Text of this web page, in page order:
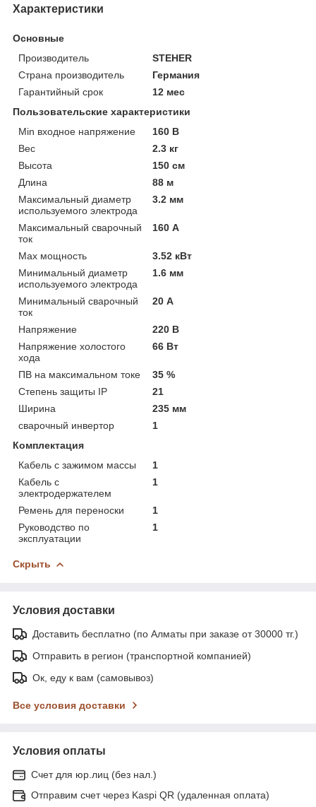
Характеристики
Основные
Производитель
STEHER
Страна производитель
Германия
Гарантийный срок
12 мес
Пользовательские характеристики
Min входное напряжение
160 В
Вес
2.3 кг
Высота
150 см
Длина
88 м
Максимальный диаметр
используемого электрода
3.2 мм
Максимальный сварочный
ток
160 А
Мах мощность
3.52 кВт
Минимальный диаметр
используемого электрода
1.6 мм
Минимальный сварочный
ток
20 А
Напряжение
220 В
Напряжение холостого
хода
66 Вт
ПВ на максимальном токе
35 %
Степень защиты IP
21
Ширина
235 мм
сварочный инвертор
1
Комплектация
Кабель с зажимом массы
1
Кабель с
электродержателем
1
Ремень для переноски
1
Руководство по
эксплуатации
1
Скрыть
Условия доставки
Доставить бесплатно (по Алматы при заказе от 30000 тг.)
Отправить в регион (транспортной компанией)
Ок, еду к вам (самовывоз)
Все условия доставки
Условия оплаты
Счет для юр.лиц (без нал.)
Отправим счет через Kaspi QR (удаленная оплата)